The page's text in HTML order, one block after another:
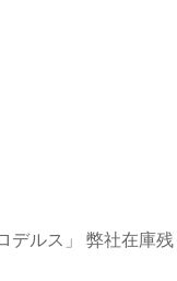
デルス」 弊社在庫